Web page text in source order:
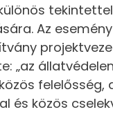
Az
„az
felelősség,
és közös